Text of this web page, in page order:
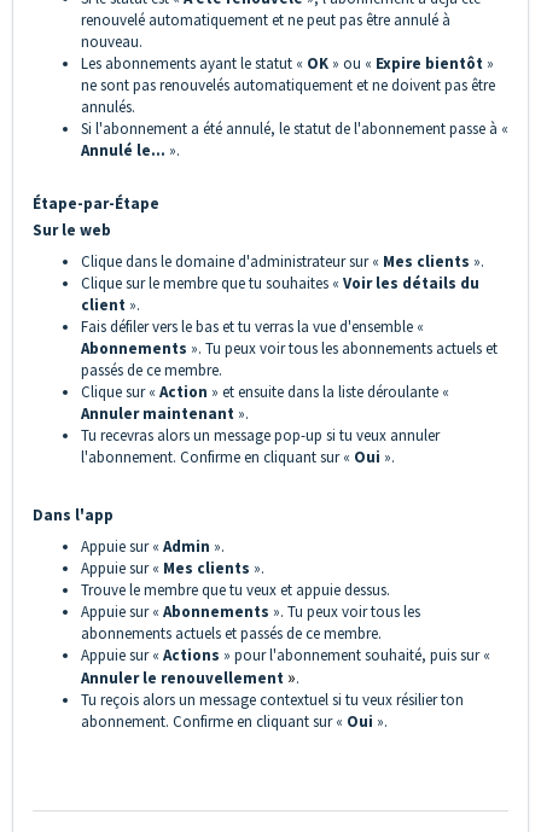
renouvelé automatiquement et ne peut pas être annulé à
nouveau.
Les abonnements ayant le statut « OK » ou « Expire bientôt »
ne sont pas renouvelés automatiquement et ne doivent pas être
annulés.
Si l'abonnement a été annulé, le statut de l'abonnement passe à «
Annulé le... ».
Étape-par-Étape
Sur le web
Clique dans le domaine d'administrateur sur « Mes clients ».
Clique sur le membre que tu souhaites « Voir les détails du
client ».
Fais défiler vers le bas et tu verras la vue d'ensemble «
Abonnements ». Tu peux voir tous les abonnements actuels et
passés de ce membre.
Clique sur « Action » et ensuite dans la liste déroulante «
Annuler maintenant ».
Tu recevras alors un message pop-up si tu veux annuler
l'abonnement. Confirme en cliquant sur « Oui ».
Dans l'app
Appuie sur « Admin ».
Appuie sur « Mes clients ».
Trouve le membre que tu veux et appuie dessus.
Appuie sur « Abonnements ». Tu peux voir tous les
abonnements actuels et passés de ce membre.
Appuie sur « Actions » pour l'abonnement souhaité, puis sur «
Annuler le renouvellement ».
Tu reçois alors un message contextuel si tu veux résilier ton
abonnement. Confirme en cliquant sur « Oui ».